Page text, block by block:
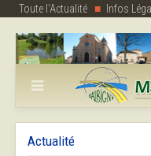
Toute l'Actualité Infos
Actualité